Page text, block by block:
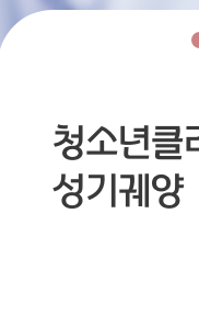
청소년클
성기궤양